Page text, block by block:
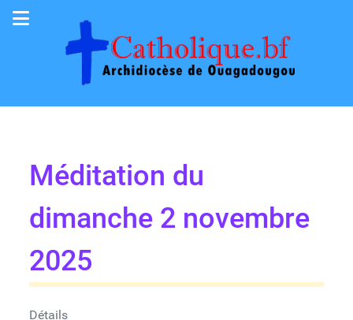
Méditation du
dimanche 2 novembre
2025
Détails